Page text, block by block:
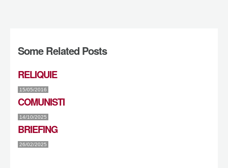
Some Related Posts
RELIQUIE
15/05/2016
COMUNISTI
14/10/2025
BRIEFING
26/02/2025